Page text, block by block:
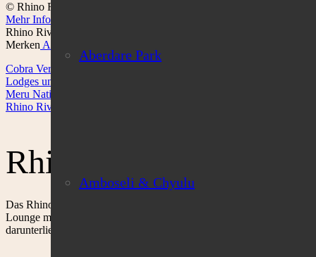
Aberdare Park
Amboseli & Chyulu
© Rhino River Camp
Mehr Infos
Rhino River Camp
Merken Anfrage
Cobra Verde Kenia
Lodges und Camps Kenia
Meru Nationalpark
Rhino River Camp
Rhino River Camp
Das Rhino River Camp liegt an der westlichen Grenze des Meru
Lounge mit einer kleinen Bar, sowie einer gut bestückten
darunterliegenden Swimming Pool mit Liegeterrasse.